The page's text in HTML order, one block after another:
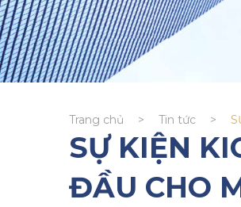
Trang chủ > Tin tức >
SỰ KIỆN
ĐẦU CHO